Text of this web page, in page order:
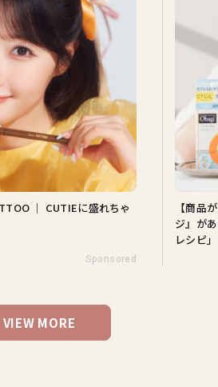
｜ CUTIEに盛れちゃ
Sponsored
【商品
ジ』が
レシピ」
VIEW MORE